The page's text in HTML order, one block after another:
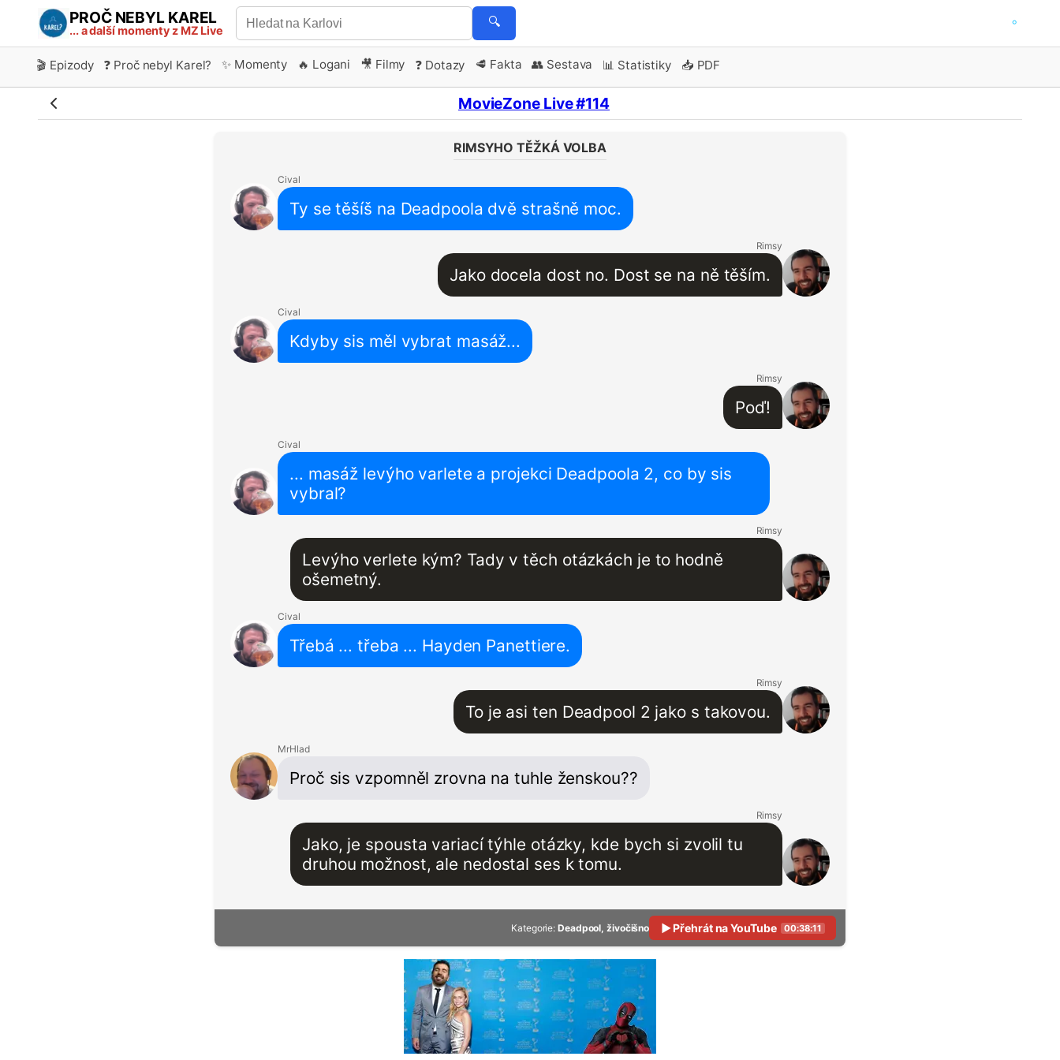
PROČ NEBYL KAREL
... a další momenty z MZ Live
🔍
🎬 Epizody ❓ Proč nebyl Karel? ✨ Momenty 🔥 Logani 🎥 Filmy ❓ Dotazy 🥩 Fakta 👥 Sestava 📊 Statistiky 📥 PDF
MovieZone Live #114
RIMSYHO TĚŽKÁ VOLBA
Cival
Ty se těšíš na Deadpoola dvě strašně moc.
Rimsy
Jako docela dost no. Dost se na ně těším.
Cival
Kdyby sis měl vybrat masáž...
Rimsy
Poď!
Cival
... masáž levýho varlete a projekci Deadpoola 2, co by sis
vybral?
Rimsy
Levýho verlete kým? Tady v těch otázkách je to hodně
ošemetný.
Cival
Třebá ... třeba ... Hayden Panettiere.
Rimsy
To je asi ten Deadpool 2 jako s takovou.
MrHlad
Proč sis vzpomněl zrovna na tuhle ženskou??
Rimsy
Jako, je spousta variací týhle otázky, kde bych si zvolil tu
druhou možnost, ale nedostal ses k tomu.
Kategorie:Deadpool, živočišno ▶ Přehrát na YouTube 00:38:11